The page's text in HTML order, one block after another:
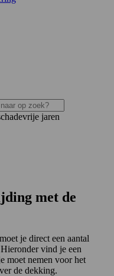
met de
je direct een aantal
vind je een
moet nemen voor het
de dekking.